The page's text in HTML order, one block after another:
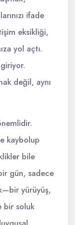
ifade
eksikliği,
yol açtı.
değil, aynı
kaybolup
bile
gün, sadece
yürüyüş,
bir soluk